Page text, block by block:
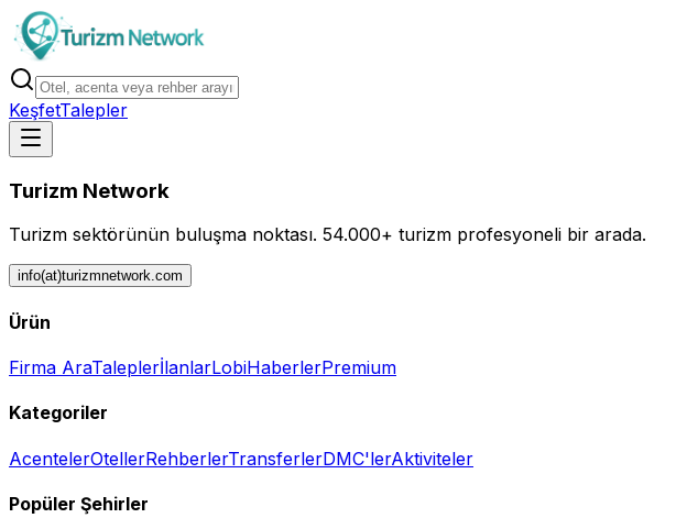
KeşfetTalepler
Turizm Network
Turizm sektörünün buluşma noktası. 54.000+ turizm profesyoneli bir arada.
info(at)turizmnetwork.com
Ürün
Firma AraTaleplerİlanlarLobiHaberlerPremium
Kategoriler
AcentelerOtellerRehberlerTransferlerDMC'lerAktiviteler
Popüler Şehirler